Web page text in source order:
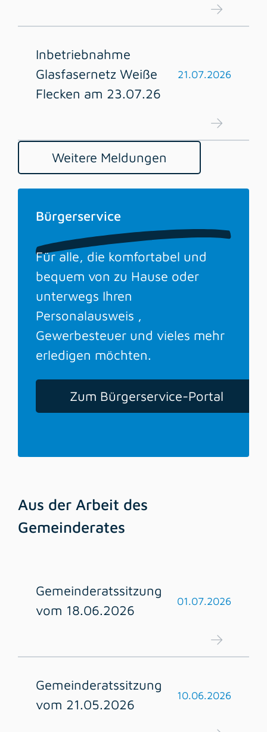
21.07.2026
Inbetriebnahme
Glasfasernetz Weiße
Flecken am 23.07.26
Weitere Meldungen
Bürgerservice
Für alle, die komfortabel und
bequem von zu Hause oder
unterwegs Ihren
Personalausweis ,
Gewerbesteuer und vieles mehr
erledigen möchten.
Zum Bürgerservice-Portal
Aus der Arbeit des
Gemeinderates
01.07.2026
Gemeinderatssitzung
vom 18.06.2026
10.06.2026
Gemeinderatssitzung
vom 21.05.2026